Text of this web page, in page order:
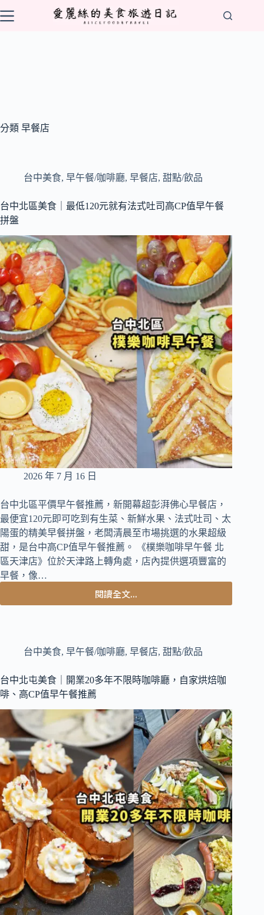
至
分類 早餐店
台中美食, 早午餐/咖啡廳, 早餐店, 甜點/飲品
台中北區美食｜最低120元就有法式吐司高CP值早午餐
拼盤
2026 年 7 月 16 日
台中北區平價早午餐推薦，新開幕超彭湃佛心早餐店，
最便宜120元即可吃到有生菜、新鮮水果、法式吐司、太
陽蛋的精美早餐拼盤，老闆清晨至市場挑選的水果超級
甜，是台中高CP值早午餐推薦。 《樸樂咖啡早午餐 北
區天津店》位於天津路上轉角處，店內提供選項豐富的
早餐，像…
閱讀全文...
台
美
｜
最
120
元
就
有
法
式
吐
司
高
CP
值
早
午
餐
拼
盤
台中美食, 早午餐/咖啡廳, 早餐店, 甜點/飲品
台中北屯美食｜開業20多年不限時咖啡廳，自家烘焙咖
啡、高CP值早午餐推薦